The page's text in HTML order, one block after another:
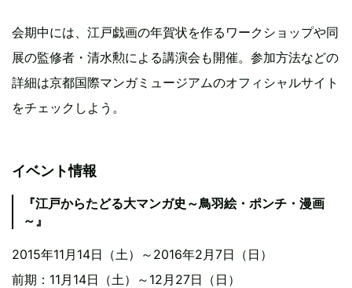
会期中には、江戸戯画の年賀状を作るワークショップや同
展の監修者・清水勲による講演会も開催。参加方法などの
詳細は京都国際マンガミュージアムのオフィシャルサイト
をチェックしよう。
イベント情報
『江戸からたどる大マンガ史～鳥羽絵・ポンチ・漫画
～』
2015年11月14日（土）～2016年2月7日（日）
前期：11月14日（土）～12月27日（日）